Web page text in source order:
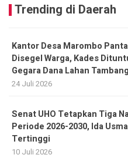
Trending di Daerah
Kantor Desa Marombo
Disegel Warga, Kades
Gegara Dana Lahan Tambang
24 Juli 2026
Senat UHO Tetapkan Tiga
Periode 2026-2030, Ida
Tertinggi
10 Juli 2026